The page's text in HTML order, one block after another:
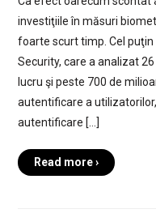
investiţiile în măsuri
foarte scurt timp. Cel
Security, care a analizat
lucru şi peste 700 de
autentificare a
autentificare […]
Read more ›